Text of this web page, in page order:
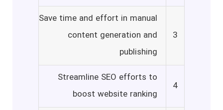
3
Save time and effort in manual
content generation and
publishing
4
Streamline SEO efforts to
boost website ranking